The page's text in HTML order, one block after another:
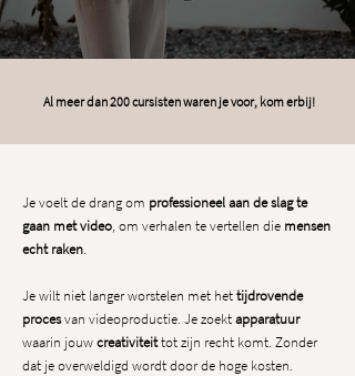
Al meer dan 200 cursisten waren je voor, kom erbij!
Je voelt de drang om professioneel aan de slag te
gaan met video, om verhalen te vertellen die mensen
echt raken.
Je wilt niet langer worstelen met hettijdrovende
procesvan videoproductie. Je zoektapparatuur
waarin jouwcreativiteittot zijn recht komt. Zonder
dat je overweldigd wordt door de hoge kosten.